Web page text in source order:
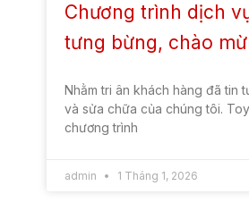
Chương trình dịch
tưng bừng, chào
Nhằm tri ân khách hàng đã tin
và sửa chữa của chúng tôi.
chương trình
admin 1 Tháng 1, 2026